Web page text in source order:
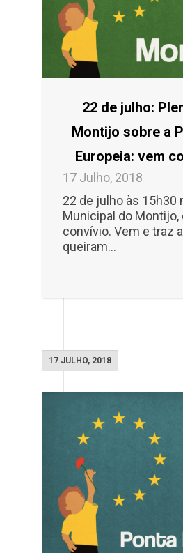
22 de julho:
Montijo sobre a
Europeia: vem
17 Julho, 2018
22 de julho às 15h30
Municipal do
convívio. Vem e traz
queiram...
17 JULHO, 2018